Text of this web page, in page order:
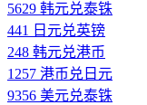
5629 韩元兑泰铢
441 日元兑英镑
248 韩元兑港币
1257 港币兑日元
9356 美元兑泰铢